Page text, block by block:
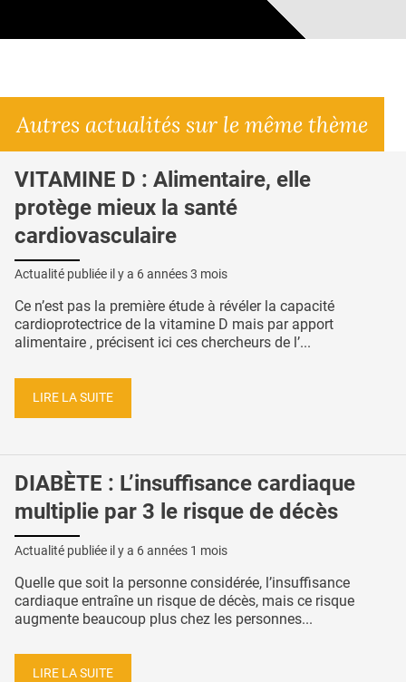
Autres actualités sur le même thème
VITAMINE D : Alimentaire, elle
protège mieux la santé
cardiovasculaire
Actualité publiée il y a 6 années 3 mois
Ce n’est pas la première étude à révéler la capacité
cardioprotectrice de la vitamine D mais par apport
alimentaire , précisent ici ces chercheurs de l’...
LIRE LA SUITE
DIABÈTE : L’insuffisance cardiaque
multiplie par 3 le risque de décès
Actualité publiée il y a 6 années 1 mois
Quelle que soit la personne considérée, l’insuffisance
cardiaque entraîne un risque de décès, mais ce risque
augmente beaucoup plus chez les personnes...
LIRE LA SUITE